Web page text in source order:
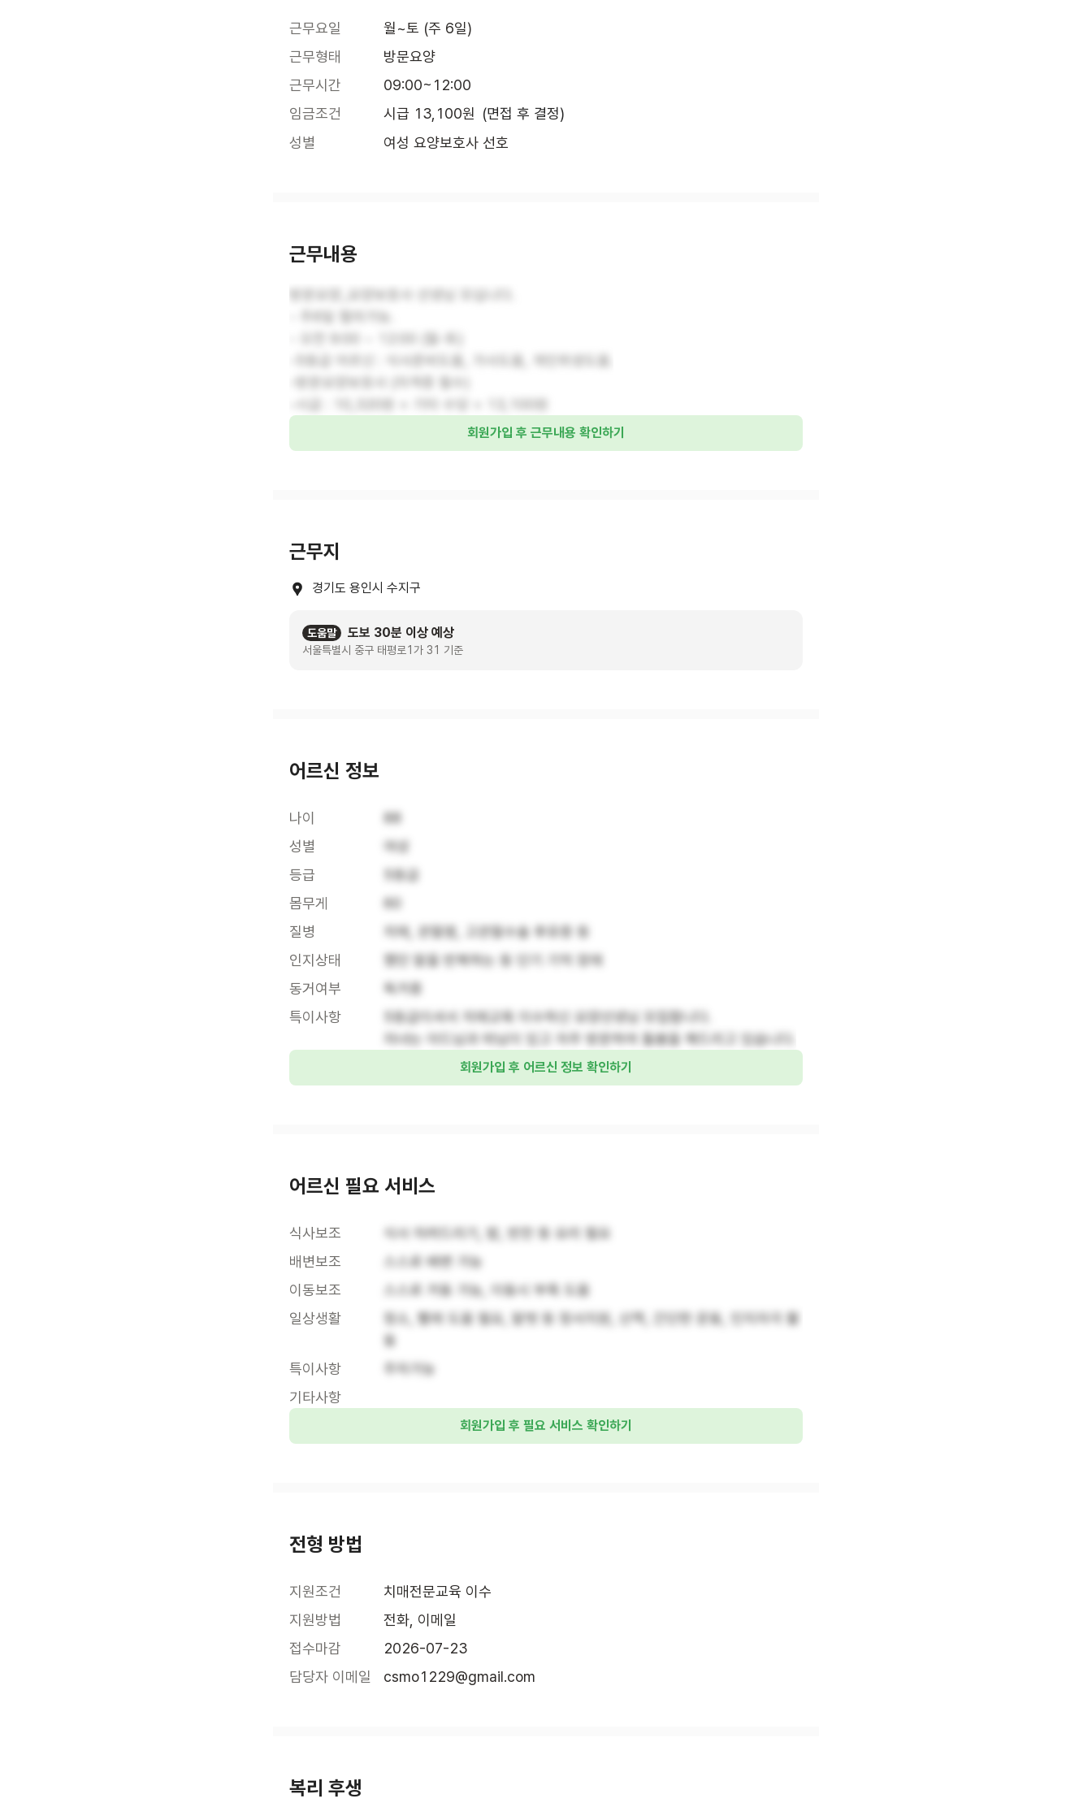
근무요일
월~토 (주 6일)
근무형태
방문요양
근무시간
09:00~12:00
임금조건
시급 13,100원 (면접 후 결정)
성별
여성 요양보호사 선호
근무내용
회원가입 후 근무내용 확인하기
근무지
경기도 용인시 수지구
도움말 도보 30분 이상 예상
서울특별시 중구 태평로1가 31 기준
어르신 정보
나이
88
성별
여성
등급
5등급
몸무게
60
질병
치매, 관절염, 고관절수술 후유증 등
인지상태
했던 말을 반복하는 등 단기 기억 장애
동거여부
독거중
특이사항
5등급이셔서 치매교육 이수하신 요양선생님 모집합니다.
자녀는 아드님과 따님이 있고 자주 방문하여 돌봄을 해드리고 있습니다.
회원가입 후 어르신 정보 확인하기
어르신 필요 서비스
식사보조
식사 차려드리기, 밥, 반찬 등 요리 필요
배변보조
스스로 배변 가능
이동보조
스스로 거동 가능, 이동시 부축 도움
일상생활
청소, 빨래 도움 필요, 말벗 등 정서지원, 산책, 간단한 운동, 인지자극 활
동
특이사항
주차가능
기타사항
회원가입 후 필요 서비스 확인하기
전형 방법
지원조건
치매전문교육 이수
지원방법
전화, 이메일
접수마감
2026-07-23
담당자 이메일
csmo1229@gmail.com
복리 후생